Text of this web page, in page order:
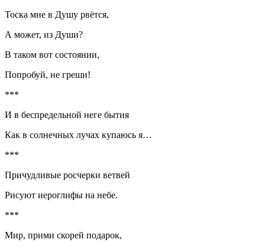
Тоска мне в Душу рвётся,
А может, из Души?
В таком вот состоянии,
Попробуй, не греши!
***
И в беспредельной неге бытия
Как в солнечных лучах купаюсь я…
***
Причудливые росчерки ветвей
Рисуют иероглифы на небе.
***
Мир, прими скорей подарок,